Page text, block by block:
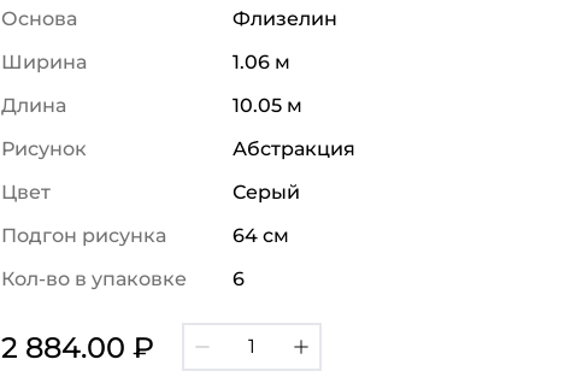
Основа
Флизелин
Ширина
1.06 м
Длина
10.05 м
Рисунок
Абстракция
Цвет
Серый
Подгон рисунка
64 см
Кол-во в упаковке
6
2 884.00 ₽